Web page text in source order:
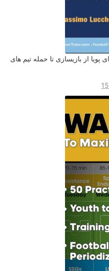
از بازیسازی تا حمله تیم های